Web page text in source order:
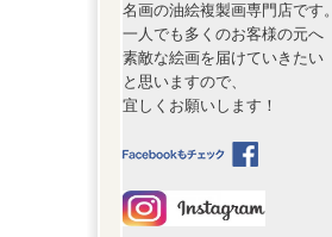
名画の油絵複製画専門店です。
一人でも多くのお客様の元へ
素敵な絵画を届けていきたい
と思いますので、
宜しくお願いします！